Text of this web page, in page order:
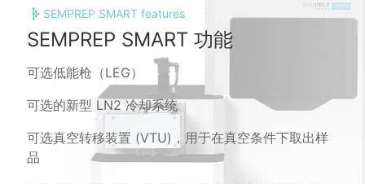
SEMPREP SMART features
SEMPREP SMART 功能
可选低能枪（LEG）
可选的新型 LN2 冷却系统
可选真空转移装置 (VTU)，用于在真空条件下取出样
品